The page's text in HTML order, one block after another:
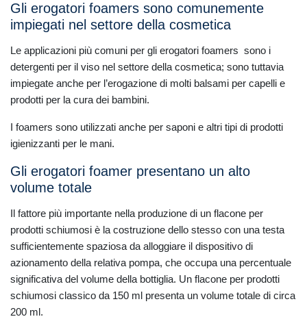
Gli erogatori foamers sono comunemente
impiegati nel settore della cosmetica
Le applicazioni più comuni per gli erogatori foamers sono i
detergenti per il viso nel settore della cosmetica; sono tuttavia
impiegate anche per l’erogazione di molti balsami per capelli e
prodotti per la cura dei bambini.
I foamers sono utilizzati anche per saponi e altri tipi di prodotti
igienizzanti per le mani.
Gli erogatori foamer presentano un alto
volume totale
Il fattore più importante nella produzione di un flacone per
prodotti schiumosi è la costruzione dello stesso con una testa
sufficientemente spaziosa da alloggiare il dispositivo di
azionamento della relativa pompa, che occupa una percentuale
significativa del volume della bottiglia. Un flacone per prodotti
schiumosi classico da 150 ml presenta un volume totale di circa
200 ml.